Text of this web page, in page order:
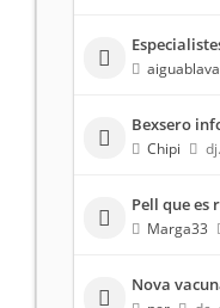
aiguablava
Bexsero
Chipi
Pell que
Marga33
Nova